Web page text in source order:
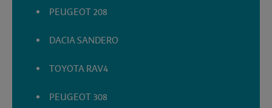
PEUGEOT 208
DACIA SANDERO
TOYOTA RAV4
PEUGEOT 308